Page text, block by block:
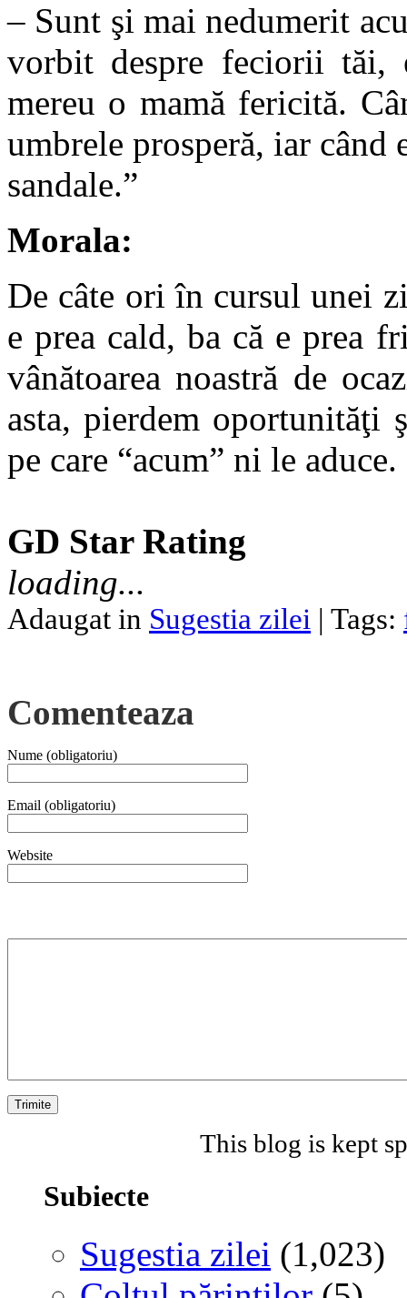
– Sunt şi mai nedumerit
vorbit despre feciorii
mereu o mamă fericită.
umbrele prosperă, iar când
sandale.”
Morala:
De câte ori în cursul unei
e prea cald, ba că e prea
vânătoarea noastră de
asta, pierdem
pe care “acum” ni le aduce.
GD Star Rating
loading...
Adaugat in Sugestia zilei | Tags:
Comenteaza
Nume (obligatoriu)
Email (obligatoriu)
Website
This blog is kept
Subiecte
Sugestia zilei (1,023)